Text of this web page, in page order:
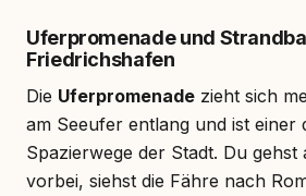
Uferpromenade und
Friedrichshafen
Die Uferpromenade zieht sich
am Seeufer entlang und ist einer
Spazierwege der Stadt. Du gehst
vorbei, siehst die Fähre nach